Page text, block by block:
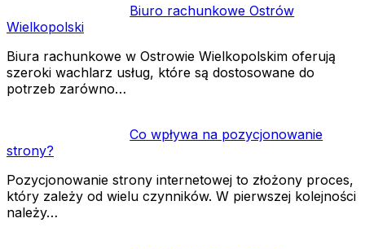
Biuro rachunkowe Ostrów
Wielkopolski
Biura rachunkowe w Ostrowie Wielkopolskim oferują
szeroki wachlarz usług, które są dostosowane do
potrzeb zarówno…
Co wpływa na pozycjonowanie
strony?
Pozycjonowanie strony internetowej to złożony proces,
który zależy od wielu czynników. W pierwszej kolejności
należy…